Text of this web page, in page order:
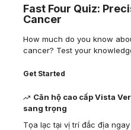
Fast Four Quiz:
Cancer
How much do you know
cancer? Test your
Get Started
Căn hộ cao cấp Vista
sang trọng
Tọa lạc tại vị trí đắc địa